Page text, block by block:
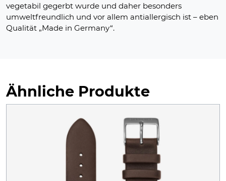
vegetabil gegerbt wurde und daher besonders
umweltfreundlich und vor allem antiallergisch ist – eben
Qualität „Made in Germany“.
Ähnliche Produkte